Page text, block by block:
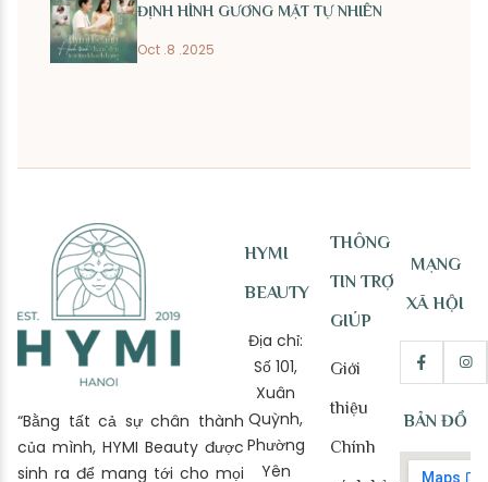
ĐỊNH HÌNH GƯƠNG MẶT TỰ NHIÊN
Oct .8 .2025
“Bằng tất cả sự chân thành
của mình, HYMI Beauty được
sinh ra để mang tới cho mọi
HYMI
BEAUTY
Địa chỉ:
Số 101,
Xuân
Quỳnh,
Phường
Yên
THÔNG
TIN TRỢ
GIÚP
Giới
thiệu
Chính
MẠNG
XÃ HỘI
BẢN ĐỒ